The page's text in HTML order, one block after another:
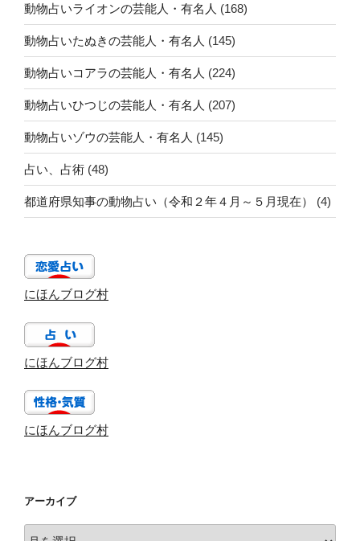
動物占いライオンの芸能人・有名人 (168)
動物占いたぬきの芸能人・有名人 (145)
動物占いコアラの芸能人・有名人 (224)
動物占いひつじの芸能人・有名人 (207)
動物占いゾウの芸能人・有名人 (145)
占い、占術 (48)
都道府県知事の動物占い（令和２年４月～５月現在） (4)
にほんブログ村
にほんブログ村
にほんブログ村
アーカイブ